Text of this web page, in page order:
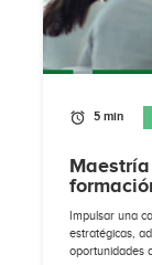
5 min
Impulsar una
estratégicas,
oportunidades